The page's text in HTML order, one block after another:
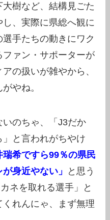
樹など、結構見ごた
、実際に県総へ観に
手たちの動きにワク
ァン・サポーターが
の扱いが雑やから、
やね。
のちゃ、「J3だか
と言われがちやけ
瑞希ですら99％の県民
身近やない」
と思う
ネを取れる選手」と
れんにゃ、まず無理